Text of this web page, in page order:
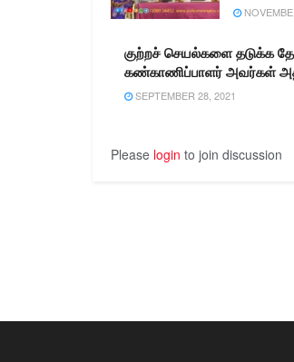
குற்றச் செயல்களை தடுக்க
கண்காணிப்பாளர் அவர்கள்
SEPTEMBER 28, 2021
Please login to join discussion